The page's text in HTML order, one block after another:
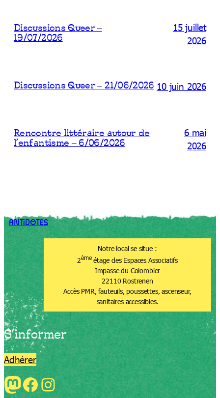
Discussions Queer –
19/07/2026
15 juillet
2026
Discussions Queer – 21/06/2026 10 juin 2026
Rencontre littéraire autour de
l’enfantisme – 6/06/2026
6 mai
2026
ANTiDOTES
Notre local se situe :
2èmeétage des Espaces Associatifs
Impasse du Colombier
22110 Rostrenen
Accès PMR, fauteuils, poussettes, ascenseur,
sanitaires accessibles.
S’informer
Adhérer
Mastodon Facebook Instagram